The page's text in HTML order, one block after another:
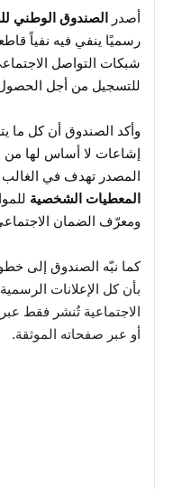
أصدر الصندوق الوطني
رسميًا ينفي فيه نفياً
شبكات التواصل
للتسجيل من أجل
وأكد الصندوق أن كل ما
إشاعات لا أساس لها من
المصدر تهدف في الغالب
المعطيات الشخصية
ومعرّف الضمان
كما نبّه الصندوق إلى
بأن كل الإعلانات
الاجتماعية تُنشر فقط
أو عبر صفحاته الموثقة.